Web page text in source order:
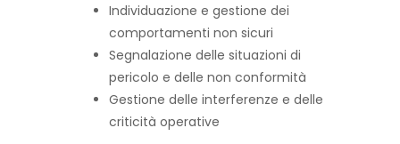
Individuazione e gestione dei
comportamenti non sicuri
Segnalazione delle situazioni di
pericolo e delle non conformità
Gestione delle interferenze e delle
criticità operative